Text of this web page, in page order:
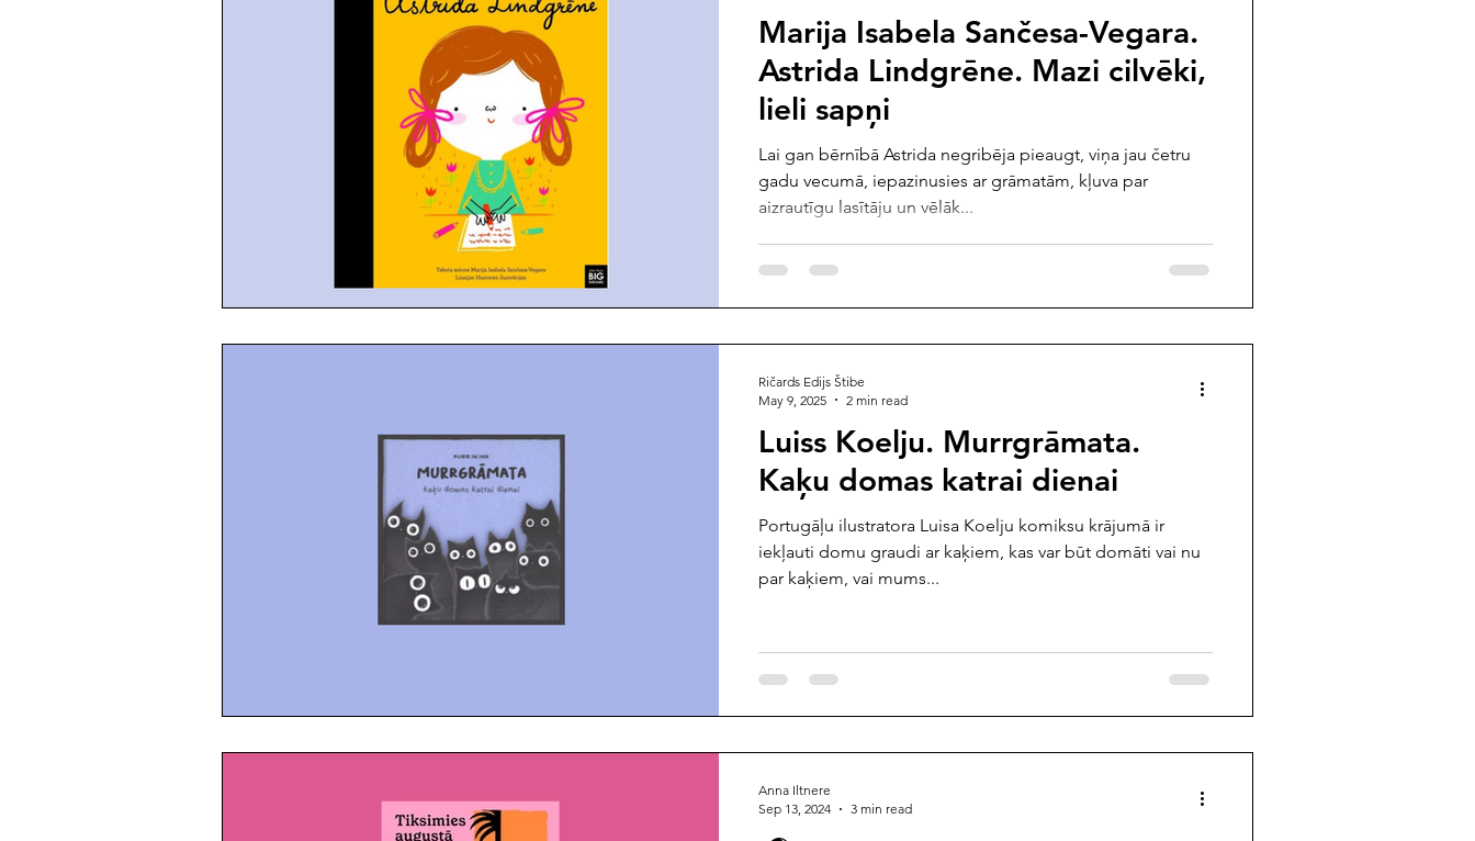
Marija Isabela Sančesa-Vegara.
Astrida Lindgrēne. Mazi cilvēki,
lieli sapņi
Lai gan bērnībā Astrida negribēja pieaugt, viņa jau četru
gadu vecumā, iepazinusies ar grāmatām, kļuva par
aizrautīgu lasītāju un vēlāk...
Luiss Koelju. Murrgrāmata.
Kaķu domas katrai dienai
Portugāļu ilustratora Luisa Koelju komiksu krājumā ir
iekļauti domu graudi ar kaķiem, kas var būt domāti vai nu
par kaķiem, vai mums...
Ričards Edijs Štibe
May 9, 2025
2 min read
Anna Iltnere
Sep 13, 2024
3 min read